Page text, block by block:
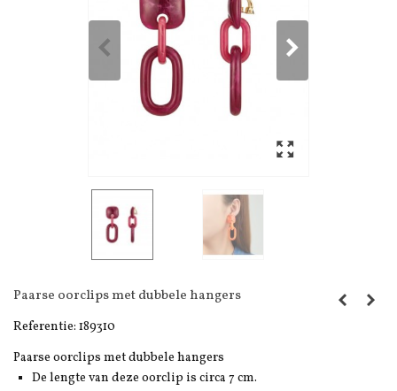
Paarse oorclips met dubbele hangers
Referentie: 189310
Paarse oorclips met dubbele hangers
De lengte van deze oorclip is circa 7 cm.